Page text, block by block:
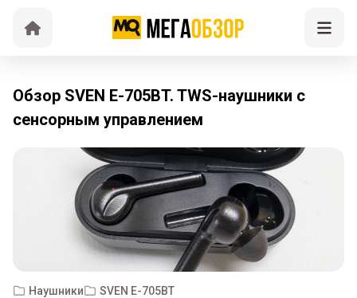
Обзор SVEN E-705BT. TWS-наушники с
сенсорным управлением
Наушники SVEN E-705BT